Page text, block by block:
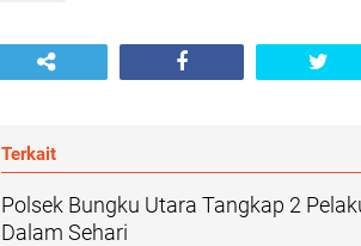
Terkait
Polsek Bungku Utara Tangkap 2
Dalam Sehari